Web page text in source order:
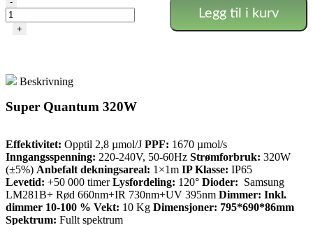
SuperGrow
– +
Legg til i kurv
Beskrivning
Super Quantum 320W
Effektivitet: Opptil 2,8 µmol/J PPF: 1670 µmol/s
Inngangsspenning: 220-240V, 50-60Hz Strømforbruk: 320W
(±5%) Anbefalt dekningsareal: 1×1m IP Klasse: IP65
Levetid: +50 000 timerLysfordeling: 120° Dioder: Samsung
LM281B+ Rød 660nm+IR 730nm+UV 395nm Dimmer: Inkl.
dimmer 10-100 % Vekt: 10 Kg Dimensjoner: 795*690*86mm
Spektrum: Fullt spektrum